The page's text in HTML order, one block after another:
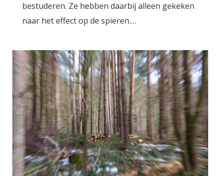
bestuderen. Ze hebben daarbij alleen gekeken
naar het effect op de spieren.…